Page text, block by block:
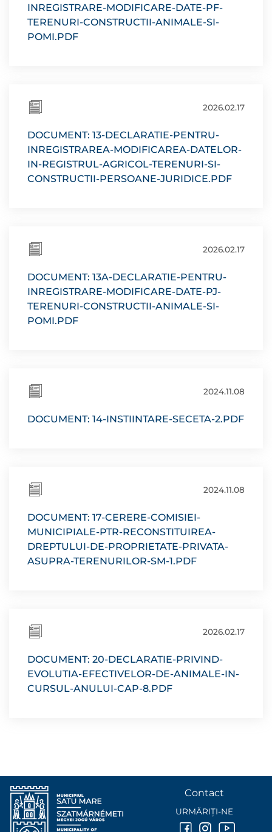
INREGISTRARE-MODIFICARE-DATE-PF-
TERENURI-CONSTRUCTII-ANIMALE-SI-
POMI.PDF
2026.02.17
DOCUMENT: 13-DECLARATIE-PENTRU-
INREGISTRAREA-MODIFICAREA-DATELOR-
IN-REGISTRUL-AGRICOL-TERENURI-SI-
CONSTRUCTII-PERSOANE-JURIDICE.PDF
2026.02.17
DOCUMENT: 13A-DECLARATIE-PENTRU-
INREGISTRARE-MODIFICARE-DATE-PJ-
TERENURI-CONSTRUCTII-ANIMALE-SI-
POMI.PDF
2024.11.08
DOCUMENT: 14-INSTIINTARE-SECETA-2.PDF
2024.11.08
DOCUMENT: 17-CERERE-COMISIEI-
MUNICIPIALE-PTR-RECONSTITUIREA-
DREPTULUI-DE-PROPRIETATE-PRIVATA-
ASUPRA-TERENURILOR-SM-1.PDF
2026.02.17
DOCUMENT: 20-DECLARATIE-PRIVIND-
EVOLUTIA-EFECTIVELOR-DE-ANIMALE-IN-
CURSUL-ANULUI-CAP-8.PDF
Contact
URMĂRIȚI-NE